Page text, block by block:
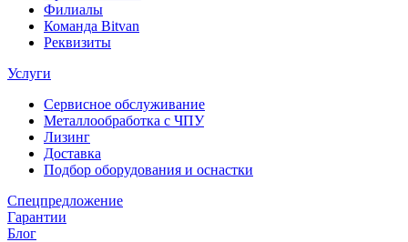
Филиалы
Команда Bitvan
Реквизиты
Услуги
Сервисное обслуживание
Металлообработка с ЧПУ
Лизинг
Доставка
Подбор оборудования и оснастки
Спецпредложение
Гарантии
Блог